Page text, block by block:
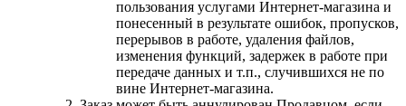
пользования услугами Интернет-магазина и
понесенный в результате ошибок, пропусков,
перерывов в работе, удаления файлов,
изменения функций, задержек в работе при
передаче данных и т.п., случившихся не по
вине Интернет-магазина.